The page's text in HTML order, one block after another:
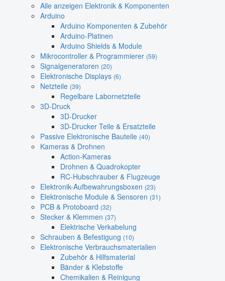
Alle anzeigen Elektronik & Komponenten
Arduino
Arduino Komponenten & Zubehör
Arduino-Platinen
Arduino Shields & Module
Mikrocontroller & Programmierer (59)
Signalgeneratoren (20)
Elektronische Displays (6)
Netzteile (39)
Regelbare Labornetzteile
3D-Druck
3D-Drucker
3D-Drucker Teile & Ersatzteile
Passive Elektronische Bauteile (40)
Kameras & Drohnen
Action-Kameras
Drohnen & Quadrokopter
RC-Hubschrauber & Flugzeuge
Elektronik-Aufbewahrungsboxen (23)
Elektronische Module & Sensoren (31)
PCB & Protoboard (32)
Stecker & Klemmen (37)
Elektrische Verkabelung
Schrauben & Befestigung (10)
Elektronische Verbrauchsmaterialien
Zubehör & Hilfsmaterial
Bänder & Klebstoffe
Chemikalien & Reinigung